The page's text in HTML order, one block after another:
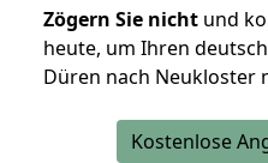
Zögern Sie nicht und
heute, um Ihren
Düren nach Neukloster
Kostenlose